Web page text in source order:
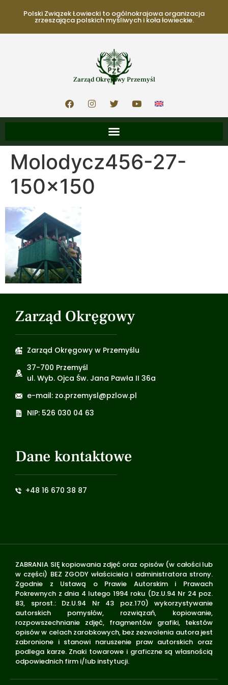
Polski Związek Łowiecki to ogólnokrajowa organizacja
zrzeszająca polskich myśliwych i koła łowieckie.
Zarząd Okręgowy Przemyśl
Molodycz456-27-
150×150
Zarząd Okręgowy
Zarząd Okręgowy w Przemyślu
37-700 Przemyśl
ul. Wyb. Ojca Św. Jana Pawła II 36a
e-mail: zo.przemysl@pzlow.pl
NIP: 526 030 04 63
Dane kontaktowe
+48 16 670 38 87
ZABRANIA SIĘ kopiowania zdjęć oraz opisów (w całości lub
w części) BEZ ZGODY właściciela i administratora strony.
Zgodnie z Ustawą o Prawie Autorskim i Prawach
Pokrewnych z dnia 4 lutego 1994 roku (Dz.U.94 Nr 24 poz.
83, sprost.: Dz.U.94 Nr 43 poz.170) wykorzystywanie
autorskich pomysłów, rozwiązań, kopiowanie,
rozpowszechnianie zdjęć, fragmentów grafiki, tekstów
opisów w celach zarobkowych, bez zezwolenia autora jest
zabronione i stanowi naruszenie praw autorskich oraz
podlega karze. Znaki towarowe i graficzne są własnością
odpowiednich firm i/lub instytucji.